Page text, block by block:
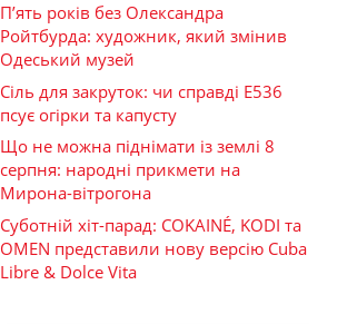
П’ять років без Олександра
Ройтбурда: художник, який змінив
Одеський музей
Сіль для закруток: чи справді Е536
псує огірки та капусту
Що не можна піднімати із землі 8
серпня: народні прикмети на
Мирона-вітрогона
Суботній хіт-парад: COKAINÉ, KODI та
OMEN представили нову версію Cuba
Libre & Dolce Vita